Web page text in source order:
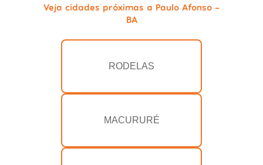
Veja cidades próximas a Paulo Afonso -
BA
RODELAS
MACURURÉ